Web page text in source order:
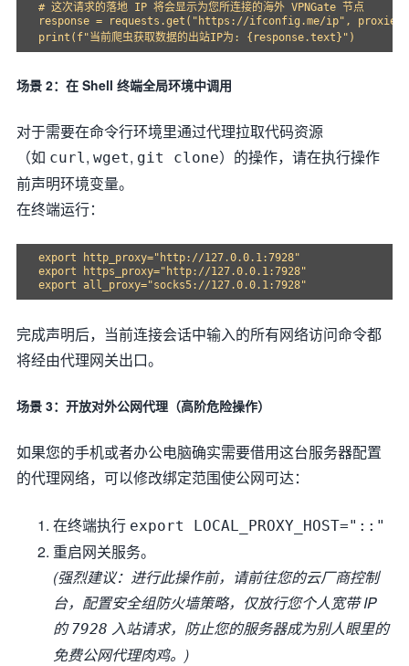
# 这次请求的落地 IP 将会显示为您所连接的海外 VPNGate 节点
response = requests.get("https://ifconfig.me/ip",
场景 2：在 Shell 终端全局环境中调用
对于需要在命令行环境里通过代理拉取代码资源
（如 curl, wget, git clone）的操作，请在执行操作
前声明环境变量。
在终端运行：
export http_proxy="http://127.0.0.1:7928"
export https_proxy="http://127.0.0.1:7928"
完成声明后，当前连接会话中输入的所有网络访问命令都
将经由代理网关出口。
场景 3：开放对外公网代理（高阶危险操作）
如果您的手机或者办公电脑确实需要借用这台服务器配置
的代理网络，可以修改绑定范围使公网可达：
在终端执行 export LOCAL_PROXY_HOST="::"
重启网关服务。
(强烈建议：进行此操作前，请前往您的云厂商控制
台，配置安全组防火墙策略，仅放行您个人宽带 IP
的7928 入站请求，防止您的服务器成为别人眼里的
免费公网代理肉鸡。)